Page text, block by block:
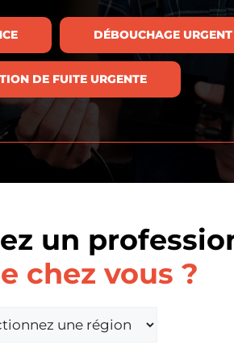
DÉBOUCHAGE URGENT
DE FUITE URGENTE
un
chez vous ?